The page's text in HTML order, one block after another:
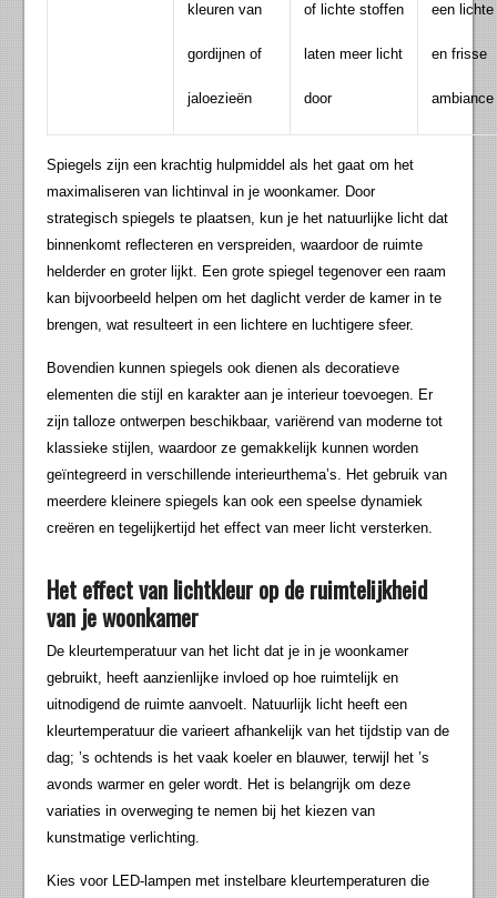
kleuren van
gordijnen of
jaloezieën
of lichte stoffen
laten meer licht
door
een lichte
en frisse
ambiance
Spiegels zijn een krachtig hulpmiddel als het gaat om het
maximaliseren van lichtinval in je woonkamer. Door
strategisch spiegels te plaatsen, kun je het natuurlijke licht dat
binnenkomt reflecteren en verspreiden, waardoor de ruimte
helderder en groter lijkt. Een grote spiegel tegenover een raam
kan bijvoorbeeld helpen om het daglicht verder de kamer in te
brengen, wat resulteert in een lichtere en luchtigere sfeer.
Bovendien kunnen spiegels ook dienen als decoratieve
elementen die stijl en karakter aan je interieur toevoegen. Er
zijn talloze ontwerpen beschikbaar, variërend van moderne tot
klassieke stijlen, waardoor ze gemakkelijk kunnen worden
geïntegreerd in verschillende interieurthema’s. Het gebruik van
meerdere kleinere spiegels kan ook een speelse dynamiek
creëren en tegelijkertijd het effect van meer licht versterken.
Het effect van lichtkleur op de ruimtelijkheid
van je woonkamer
De kleurtemperatuur van het licht dat je in je woonkamer
gebruikt, heeft aanzienlijke invloed op hoe ruimtelijk en
uitnodigend de ruimte aanvoelt. Natuurlijk licht heeft een
kleurtemperatuur die varieert afhankelijk van het tijdstip van de
dag; ’s ochtends is het vaak koeler en blauwer, terwijl het ’s
avonds warmer en geler wordt. Het is belangrijk om deze
variaties in overweging te nemen bij het kiezen van
kunstmatige verlichting.
Kies voor LED-lampen met instelbare kleurtemperaturen die